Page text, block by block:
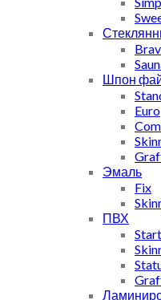
Шпон
Euro
Эмаль
Fix
ПВХ
Start